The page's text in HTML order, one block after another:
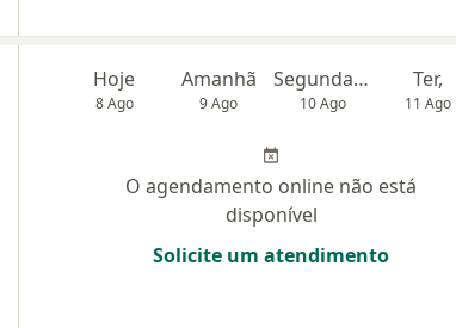
Hoje
8 Ago
Amanhã
9 Ago
Segunda-feira
10 Ago
Ter,
11 Ago
O agendamento online não está
disponível
Solicite um atendimento